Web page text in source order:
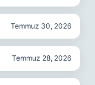
Temmuz 30, 2026
Temmuz 28, 2026